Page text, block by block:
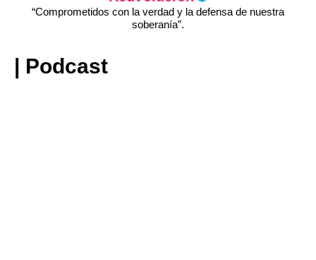
“Comprometidos con la verdad y la defensa de nuestra
soberanía”.
| Podcast